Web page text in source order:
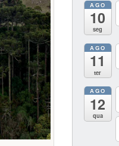
AGO
10
seg
AGO
11
ter
AGO
12
qua